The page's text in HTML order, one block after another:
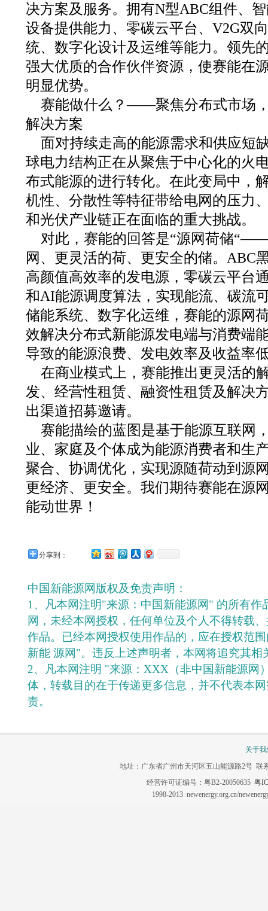
决方案及服务。拥有N型ABC组件、
设备提供能力、零碳云平台、V2G双
统、数字化设计及运维等能力。领先
强大优质的合作伙伴资源，使赛能在
明显优势。
赛能做什么？——聚焦分布式市场
解决方案
面对持续走高的能源需求和供应短
球电力结构正在从聚焦于中心化的火
布式能源的进行转化。在此变局中，
机性、分散性等特征带给电网的压力
和光伏产业链正在面临的重大挑战。
对此，赛能的回答是“源网荷储
网、更灵活的荷、更安全的储。ABC
高颜值高效率的发电源，零碳云平台
和AI能源调度算法，实现能流、碳流
储能系统、数字化运维，赛能的源网
效解决分布式新能源发电端与消费端
导致的能源浪费、发电效率及收益率
在商业模式上，赛能推出更灵活的
发、经营性租赁、融资性租赁及解决
出渠道招募邀请。
赛能描绘的蓝图是基于能源互联网
业、家庭及个体成为能源消费者和生
聚合、协调优化，实现源随荷动到源
更经济、更安全。我们期待赛能在源
能动世界！
分享到：
中国新能源网版权及免责声明：
1、凡本网注明"来源：中国新能源网" 的所有作
网，未经本网授权，任何单位及个人不得转载
作品。已经本网授权使用作品的，应在授权范
新能 源网"。违反上述声明者，本网将追究其相
2、凡本网注明 "来源：XXX（非中国新能源网
体，转载目的在于传递更多信息，并不代表本
责。
关于
地址：广东省广州市天河区五山能源路2号 联
经营许可证编号：粤B2-20050635 粤
1998-2013 newenergy.org.cn/